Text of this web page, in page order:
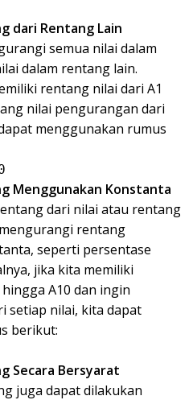
dari Rentang Lain
semua nilai dalam
dalam rentang lain.
rentang nilai dari A1
nilai pengurangan dari
menggunakan rumus
Menggunakan Konstanta
dari nilai atau rentang
rentang
seperti persentase
jika kita memiliki
A10 dan ingin
setiap nilai, kita dapat
berikut:
Secara Bersyarat
juga dapat dilakukan